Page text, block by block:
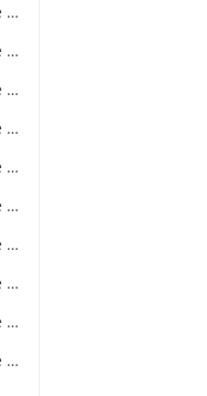
Blotzheim : plan et arpentage du ban de la commune de Blotzheim (plan dressé sur ordre de l'intendant vers 1765)
Blotzheim : plan et arpentage du ban de la commune de Blotzheim (plan dressé sur ordre de l'intendant vers 1765)
Blotzheim : plan et arpentage du ban de la commune de Blotzheim (plan dressé sur ordre de l'intendant vers 1765)
Blotzheim : plan et arpentage du ban de la commune de Blotzheim (plan dressé sur ordre de l'intendant vers 1765)
Blotzheim : plan et arpentage du ban de la commune de Blotzheim (plan dressé sur ordre de l'intendant vers 1765)
Blotzheim : plan et arpentage du ban de la commune de Blotzheim (plan dressé sur ordre de l'intendant vers 1765)
Blotzheim : plan et arpentage du ban de la commune de Blotzheim (plan dressé sur ordre de l'intendant vers 1765)
Blotzheim : plan et arpentage du ban de la commune de Blotzheim (plan dressé sur ordre de l'intendant vers 1765)
Blotzheim : plan et arpentage du ban de la commune de Blotzheim (plan dressé sur ordre de l'intendant vers 1765)
Blotzheim : plan et arpentage du ban de la commune de Blotzheim (plan dressé sur ordre de l'intendant vers 1765)